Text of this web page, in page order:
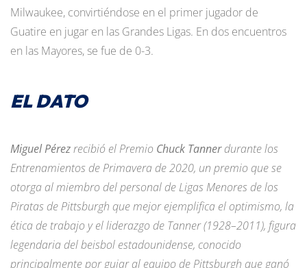
Milwaukee, convirtiéndose en el primer jugador de
Guatire en jugar en las Grandes Ligas. En dos encuentros
en las Mayores, se fue de 0-3.
EL DATO
Miguel Pérezrecibió el Premio Chuck Tannerdurante los
Entrenamientos de Primavera de 2020, un premio que se
otorga al miembro del personal de Ligas Menores de los
Piratas de Pittsburgh que mejor ejemplifica el optimismo, la
ética de trabajo y el liderazgo de Tanner (1928–2011), figura
legendaria del beisbol estadounidense, conocido
principalmente por guiar al equipo de Pittsburgh que ganó